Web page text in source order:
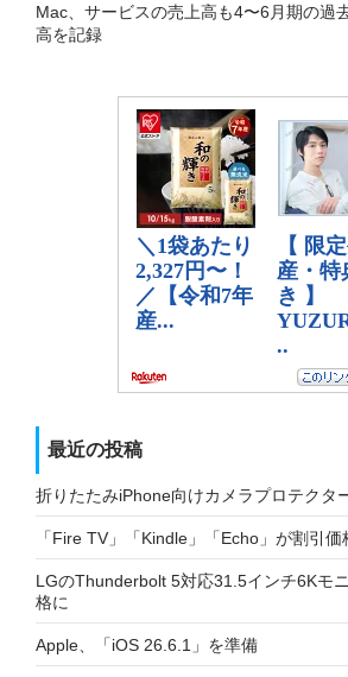
Mac、サービスの売上高も4〜6月期の過
高を記録
最近の投稿
折りたたみiPhone向けカメラプロテクタ
「Fire TV」「Kindle」「Echo」が割引価
LGのThunderbolt 5対応31.5インチ6Kモ
格に
Apple、「iOS 26.6.1」を準備